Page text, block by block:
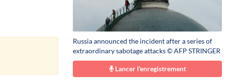
Russia announced the incident after a series of
extraordinary sabotage attacks © AFP STRINGER
Lancer l'enregistrement